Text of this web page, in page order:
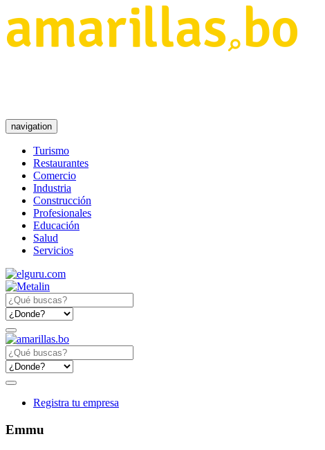
navigation
Turismo
Restaurantes
Comercio
Industria
Construcción
Profesionales
Educación
Salud
Servicios
Registra tu empresa
Emmu